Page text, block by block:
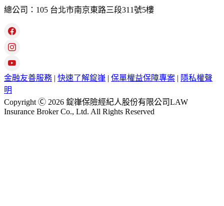
總公司：105 台北市南京東路三段311號5樓
金融友善服務 | 快速了解錠嵂 | 保單權益保障專案 | 隱私權聲
明
Copyright Ⓒ 2026 錠嵂保險經紀人股份有限公司LAW
Insurance Broker Co., Ltd. All Rights Reserved